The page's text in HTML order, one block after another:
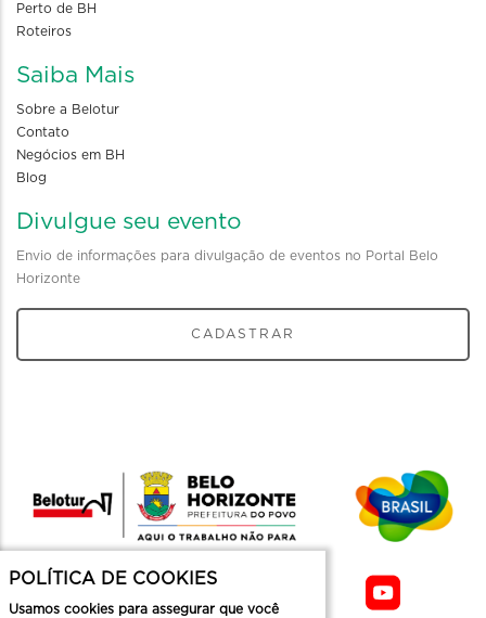
Perto de BH
Roteiros
Saiba Mais
Sobre a Belotur
Contato
Negócios em BH
Blog
Divulgue seu evento
Envio de informações para divulgação de eventos no Portal Belo
Horizonte
CADASTRAR
POLÍTICA DE COOKIES
Usamos cookies para assegurar que você